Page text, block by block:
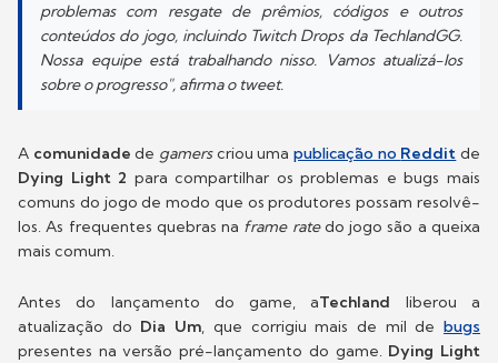
problemas com resgate de prêmios, códigos e outros
conteúdos do jogo, incluindo Twitch Drops da TechlandGG.
Nossa equipe está trabalhando nisso. Vamos atualizá-los
sobre o progresso", afirma o tweet.
A comunidadede gamerscriou umapublicação no Reddit de
Dying Light 2 para compartilhar os problemas e bugs mais
comuns do jogo de modo que os produtores possam resolvê-
los. As frequentes quebras na frame ratedo jogo são a queixa
mais comum.
Antes do lançamento do game, aTechland liberou a
atualização do Dia Um, que corrigiu mais de mil debugs
presentes na versão pré-lançamento do game. Dying Light